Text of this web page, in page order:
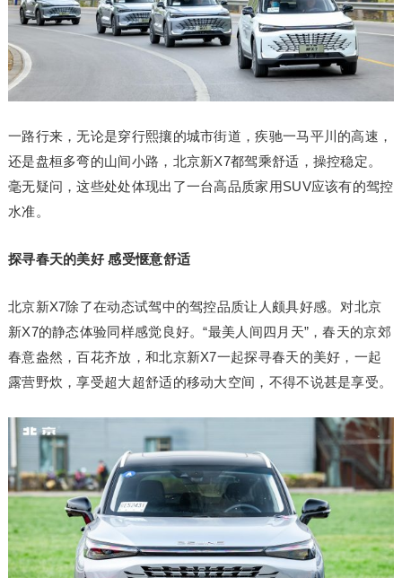
一路行来，无论是穿行熙攘的城市街道，疾驰一马平川的高速，
还是盘桓多弯的山间小路，北京新X7都驾乘舒适，操控稳定。
毫无疑问，这些处处体现出了一台高品质家用SUV应该有的驾控
水准。
探寻春天的美好 感受惬意舒适
北京新X7除了在动态试驾中的驾控品质让人颇具好感。对北京
新X7的静态体验同样感觉良好。“最美人间四月天”，春天的京郊
春意盎然，百花齐放，和北京新X7一起探寻春天的美好，一起
露营野炊，享受超大超舒适的移动大空间，不得不说甚是享受。